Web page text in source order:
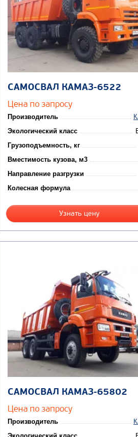
САМОСВАЛ КАМАЗ-6522
Цена по запросу
Производитель
Экологический класс
Грузоподъемность, кг
Вместимость кузова, м3
Направление разгрузки
Колесная формула
Узнать цену
САМОСВАЛ КАМАЗ-65802
Цена по запросу
Производитель